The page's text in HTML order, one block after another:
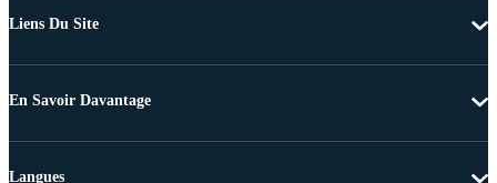
Liens Du Site
En Savoir Davantage
Langues